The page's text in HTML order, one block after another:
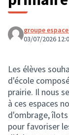
groupe
03/07/2026
Les élèves
d'école
prairie. Il nous
à ces espaces
d'ombrage,
pour favoriser